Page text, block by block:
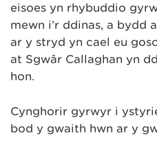
eisoes yn rhybuddio
mewn i’r ddinas, a bydd
ar y stryd yn cael eu
at Sgwâr Callaghan yn
hon.
Cynghorir gyrwyr i
bod y gwaith hwn ar y